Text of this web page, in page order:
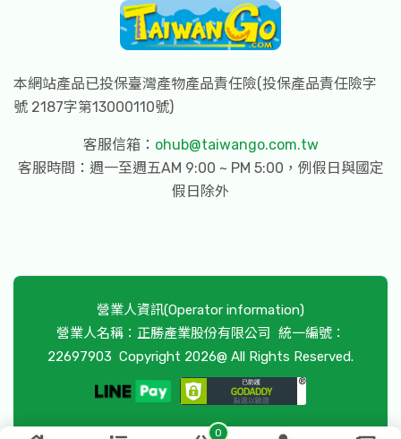
0
本網站產品已投保臺灣產物產品責任險(投保產品責任險字
號 2187字第13000110號)
客服信箱： ohub@taiwango.com.tw
客服時間：週一至週五AM 9:00 ~ PM 5:00，例假日與國定
假日除外
營業人資訊(Operator information)
營業人名稱：正勝產業股份有限公司
統一編號：
22697903 Copyright 2026@ All Rights Reserved.